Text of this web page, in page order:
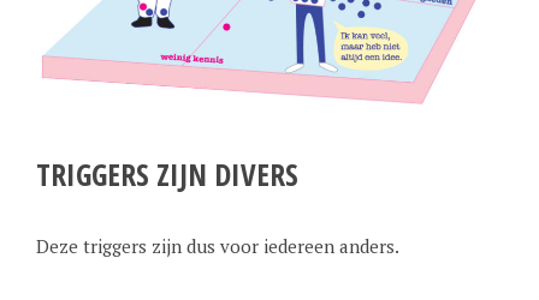
TRIGGERS ZIJN DIVERS
Deze triggers zijn dus voor iedereen anders.